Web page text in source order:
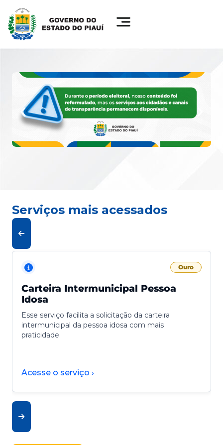
Serviços mais acessados
Ouro
Carteira Intermunicipal Pessoa
Idosa
Esse serviço facilita a solicitação da carteira
intermunicipal da pessoa idosa com mais
praticidade.
Acesse o serviço ›